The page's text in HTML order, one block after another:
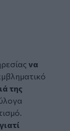
να
της